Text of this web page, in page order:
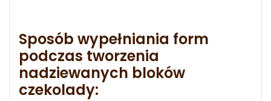
Sposób wypełniania form
podczas tworzenia
nadziewanych bloków
czekolady: